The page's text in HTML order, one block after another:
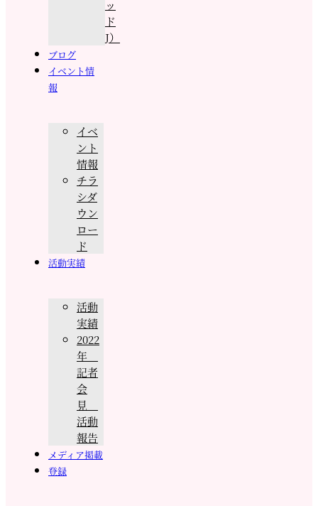
ッ
ド
J）
ブログ
イベント情
報
イベ
ント
情報
チラ
シダ
ウン
ロー
ド
活動実績
活動
実績
2022
年
記者
会
見
活動
報告
メディア掲載
登録